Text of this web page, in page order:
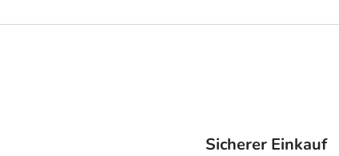
Sicherer Einkauf